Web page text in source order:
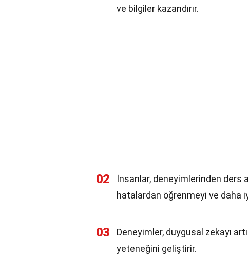
ve bilgiler kazandırır.
02
İnsanlar, deneyimlerinden ders
hatalardan öğrenmeyi ve daha
03 Deneyimler, duygusal zekayı
yeteneğini geliştirir.